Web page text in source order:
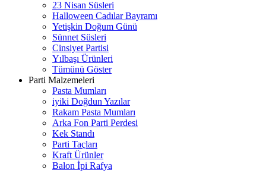
23 Nisan Süsleri
Halloween Cadılar Bayramı
Yetişkin Doğum Günü
Sünnet Süsleri
Cinsiyet Partisi
Yılbaşı Ürünleri
Tümünü Göster
Parti Malzemeleri
Pasta Mumları
iyiki Doğdun Yazılar
Rakam Pasta Mumları
Arka Fon Parti Perdesi
Kek Standı
Parti Taçları
Kraft Ürünler
Balon İpi Rafya